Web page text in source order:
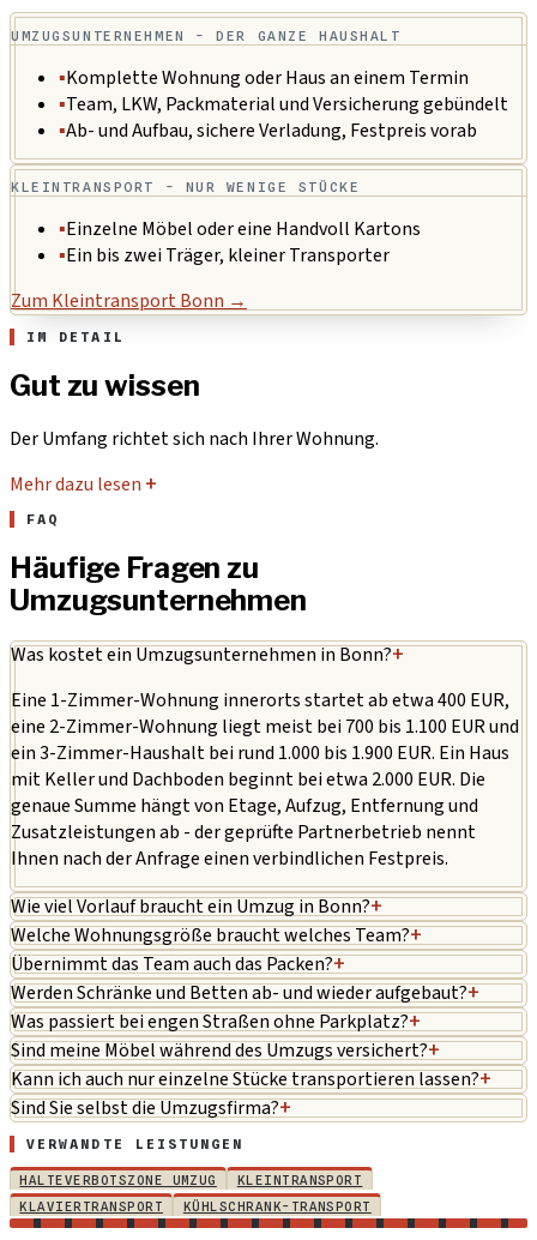
UMZUGSUNTERNEHMEN - DER GANZE HAUSHALT
▪Komplette Wohnung oder Haus an einem Termin
▪Team, LKW, Packmaterial und Versicherung gebündelt
▪Ab- und Aufbau, sichere Verladung, Festpreis vorab
KLEINTRANSPORT - NUR WENIGE STÜCKE
▪Einzelne Möbel oder eine Handvoll Kartons
▪Ein bis zwei Träger, kleiner Transporter
Zum Kleintransport Bonn →
IM DETAIL
Gut zu wissen
Der Umfang richtet sich nach Ihrer Wohnung.
Mehr dazu lesen +
FAQ
Häufige Fragen zu
Umzugsunternehmen
Was kostet ein Umzugsunternehmen in Bonn?+
Eine 1-Zimmer-Wohnung innerorts startet ab etwa 400 EUR,
eine 2-Zimmer-Wohnung liegt meist bei 700 bis 1.100 EUR und
ein 3-Zimmer-Haushalt bei rund 1.000 bis 1.900 EUR. Ein Haus
mit Keller und Dachboden beginnt bei etwa 2.000 EUR. Die
genaue Summe hängt von Etage, Aufzug, Entfernung und
Zusatzleistungen ab - der geprüfte Partnerbetrieb nennt
Ihnen nach der Anfrage einen verbindlichen Festpreis.
Wie viel Vorlauf braucht ein Umzug in Bonn?+
Welche Wohnungsgröße braucht welches Team?+
Übernimmt das Team auch das Packen?+
Werden Schränke und Betten ab- und wieder aufgebaut?+
Was passiert bei engen Straßen ohne Parkplatz?+
Sind meine Möbel während des Umzugs versichert?+
Kann ich auch nur einzelne Stücke transportieren lassen?+
Sind Sie selbst die Umzugsfirma?+
VERWANDTE LEISTUNGEN
HALTEVERBOTSZONE UMZUG
KLEINTRANSPORT
KLAVIERTRANSPORT
KÜHLSCHRANK-TRANSPORT